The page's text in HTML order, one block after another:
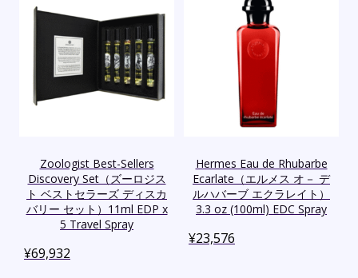
Zoologist Best-Sellers
Discovery Set（ズーロジス
ト ベストセラーズ ディスカ
バリー セット）11ml EDP x
5 Travel Spray
¥69,932
Hermes Eau de Rhubarbe
Ecarlate（エルメス オ－ デ
ルハバーブ エクラレイト）
3.3 oz (100ml) EDC Spray
¥23,576